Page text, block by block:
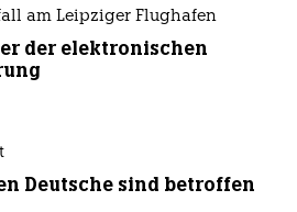
am Leipziger Flughafen
der elektronischen
Deutsche sind betroffen